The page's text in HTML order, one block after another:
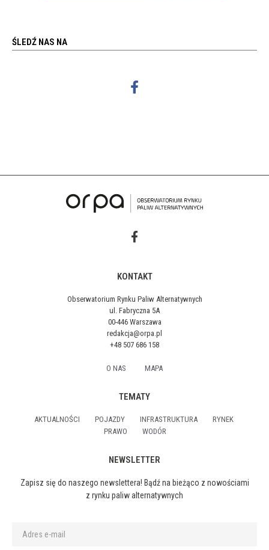
ŚLEDŹ NAS NA
KONTAKT
Obserwatorium Rynku Paliw Alternatywnych
ul. Fabryczna 5A
00-446 Warszawa
redakcja@orpa.pl
+48 507 686 158
O NAS MAPA
TEMATY
AKTUALNOŚCI POJAZDY INFRASTRUKTURA
RYNEK
PRAWO
WODÓR
NEWSLETTER
Zapisz się do naszego newslettera! Bądź na bieżąco z nowościami
z rynku paliw alternatywnych